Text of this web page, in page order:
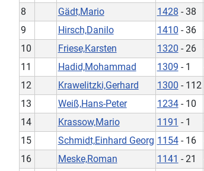
8
Gädt,Mario 1428 - 38
9
Hirsch,Danilo 1410 - 36
10
Friese,Karsten 1320 - 26
11
Hadid,Mohammad 1309 - 1
12
Krawelitzki,Gerhard 1300 - 112
13
Weiß,Hans-Peter 1234- 10
14
Krassow,Mario 1191 - 1
15
Schmidt,Einhard Georg 1154- 16
16
Meske,Roman 1141 - 21